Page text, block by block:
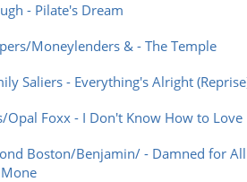
- Pilate's Dream
Moneylenders & - The Temple
Saliers - Everything's Alright
Opal Foxx - I Don't Know How to Love
Boston/Benjamin/ - Damned for All